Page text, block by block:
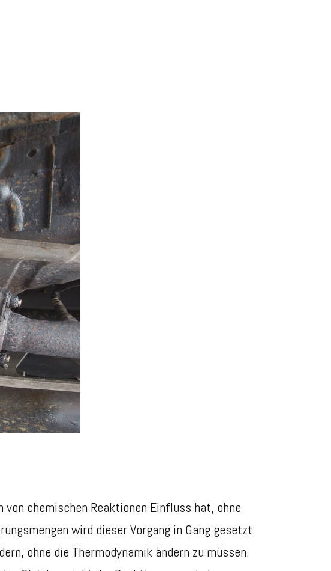
chemischen Reaktionen Einfluss hat, ohne
wird dieser Vorgang in Gang gesetzt
ohne die Thermodynamik ändern zu müssen.